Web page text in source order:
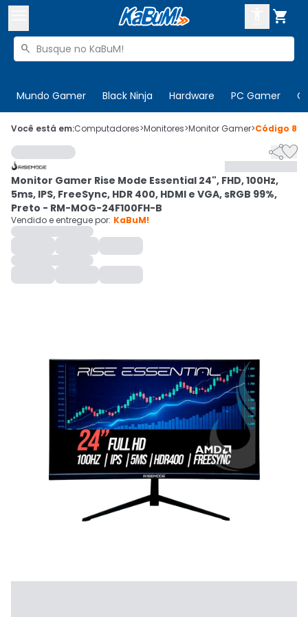

Buscar produtos

Mundo Gamer Black Ninja Hardware PC Gamer
 Olá. Acesse sua conta
 Departamentos
Cupons
Mais Vendidos
Ativar tradutor em libras
CADASTRE-SE
Você está em:Computadores>Monitores>Monitor Gamer>Código

Monitor Gamer Rise Mode Essential 24", FHD, 100Hz,
5ms, IPS, FreeSync, HDR 400, HDMI e VGA, sRGB 99%,
Preto - RM-MOG-24F100FH-B
Vendido e entregue por: KaBuM!